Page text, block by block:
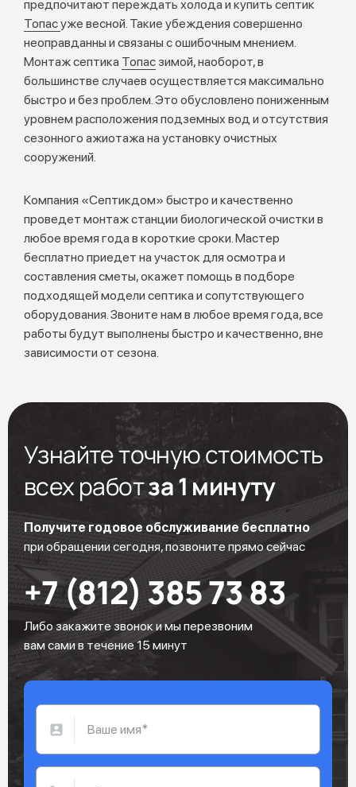
предпочитают переждать холода и купить септик
Топасуже весной. Такие убеждения совершенно
неоправданны и связаны с ошибочным мнением.
Монтаж септика Топас зимой, наоборот, в
большинстве случаев осуществляется максимально
быстро и без проблем. Это обусловлено пониженным
уровнем расположения подземных вод и отсутствия
сезонного ажиотажа на установку очистных
сооружений.
Компания «Септикдом» быстро и качественно
проведет монтаж станции биологической очистки в
любое время года в короткие сроки. Мастер
бесплатно приедет на участок для осмотра и
составления сметы, окажет помощь в подборе
подходящей модели септика и сопутствующего
оборудования. Звоните нам в любое время года, все
работы будут выполнены быстро и качественно, вне
зависимости от сезона.
Узнайте точную стоимость
всех работза 1 минуту
Получите годовое обслуживание бесплатно
при обращении сегодня, позвоните прямо сейчас
+7 (812) 385 73 83
Либо закажите звонок и мы перезвоним
вам сами в течение 15 минут